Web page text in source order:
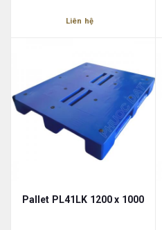
Liên hệ
Pallet PL41LK 1200 x 1000